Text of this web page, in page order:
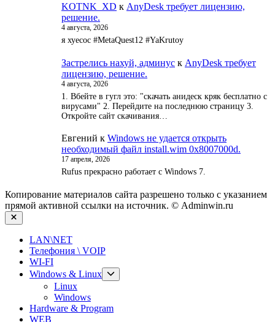
KOTNK_XD к AnyDesk требует лицензию,
решение.
4 августа, 2026
я хуесос #MetaQuest12 #YaKrutoy
Застрелись нахуй, админус к AnyDesk требует
лицензию, решение.
4 августа, 2026
1. Вбейте в гугл это: "скачать анидеск кряк бесплатно с
вирусами" 2. Перейдите на последнюю страницу 3.
Откройте сайт скачивания…
Евгений к Windows не удается открыть
необходимый файл install.wim 0x8007000d.
17 апреля, 2026
Rufus прекрасно работает с Windows 7.
Копирование материалов сайта разрешено только с указанием
прямой активной ссылки на источник. © Adminwin.ru
Закрыть
LAN\NET
Телефония \ VOIP
WI-FI
Windows & Linux
подменю
Linux
Windows
Hardware & Program
WEB